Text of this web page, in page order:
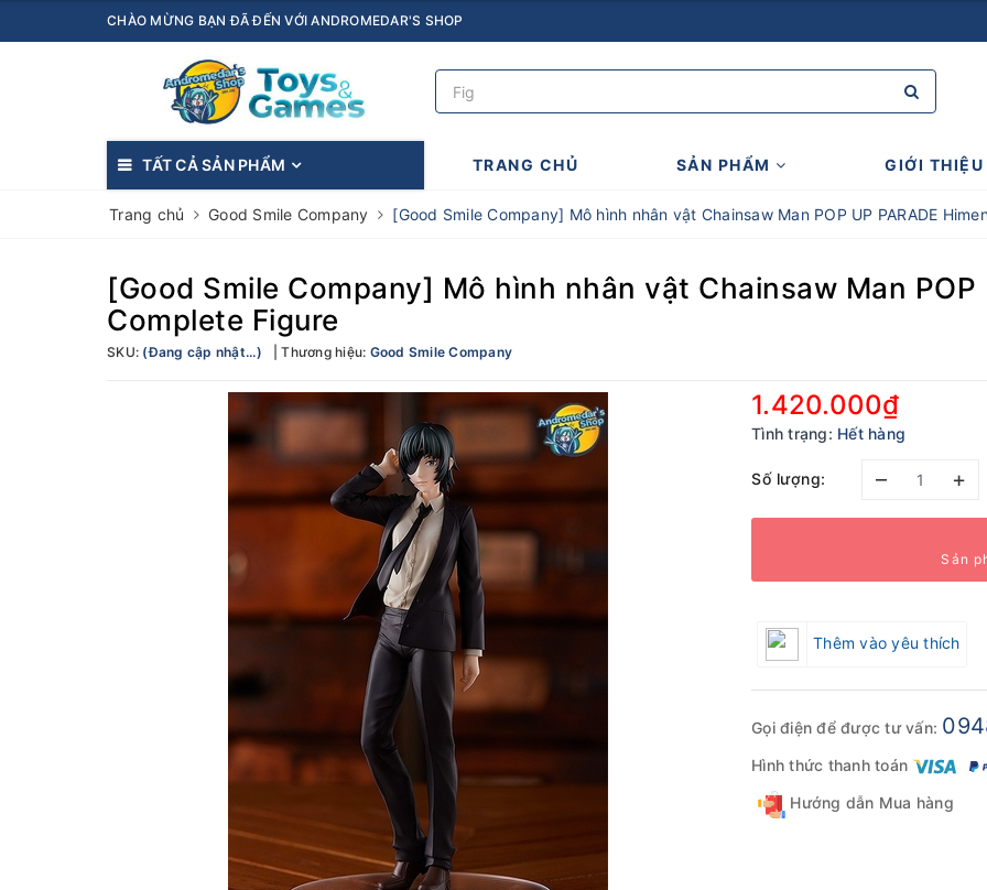
CHÀO MỪNG BẠN ĐÃ ĐẾN VỚI ANDROMEDAR'S SHOP
TẤT CẢ SẢN PHẨM TRANG CHỦ SẢN PHẨM GIỚI THIỆU
Trang chủ Good Smile Company [Good Smile Company] Mô hình nhân vật Chainsaw Man POP UP PARADE
[Good Smile Company] Mô hình nhân vật Chainsaw Man POP
Complete Figure
SKU: (Đang cập nhật...) Thương hiệu: Good Smile Company
1.420.000₫
Tình trạng: Hết hàng
Số lượng: – +
Sản
Thêm vào yêu thích
Gọi điện để được tư vấn:
Hình thức thanh toán
Hướng dẫn Mua hàng